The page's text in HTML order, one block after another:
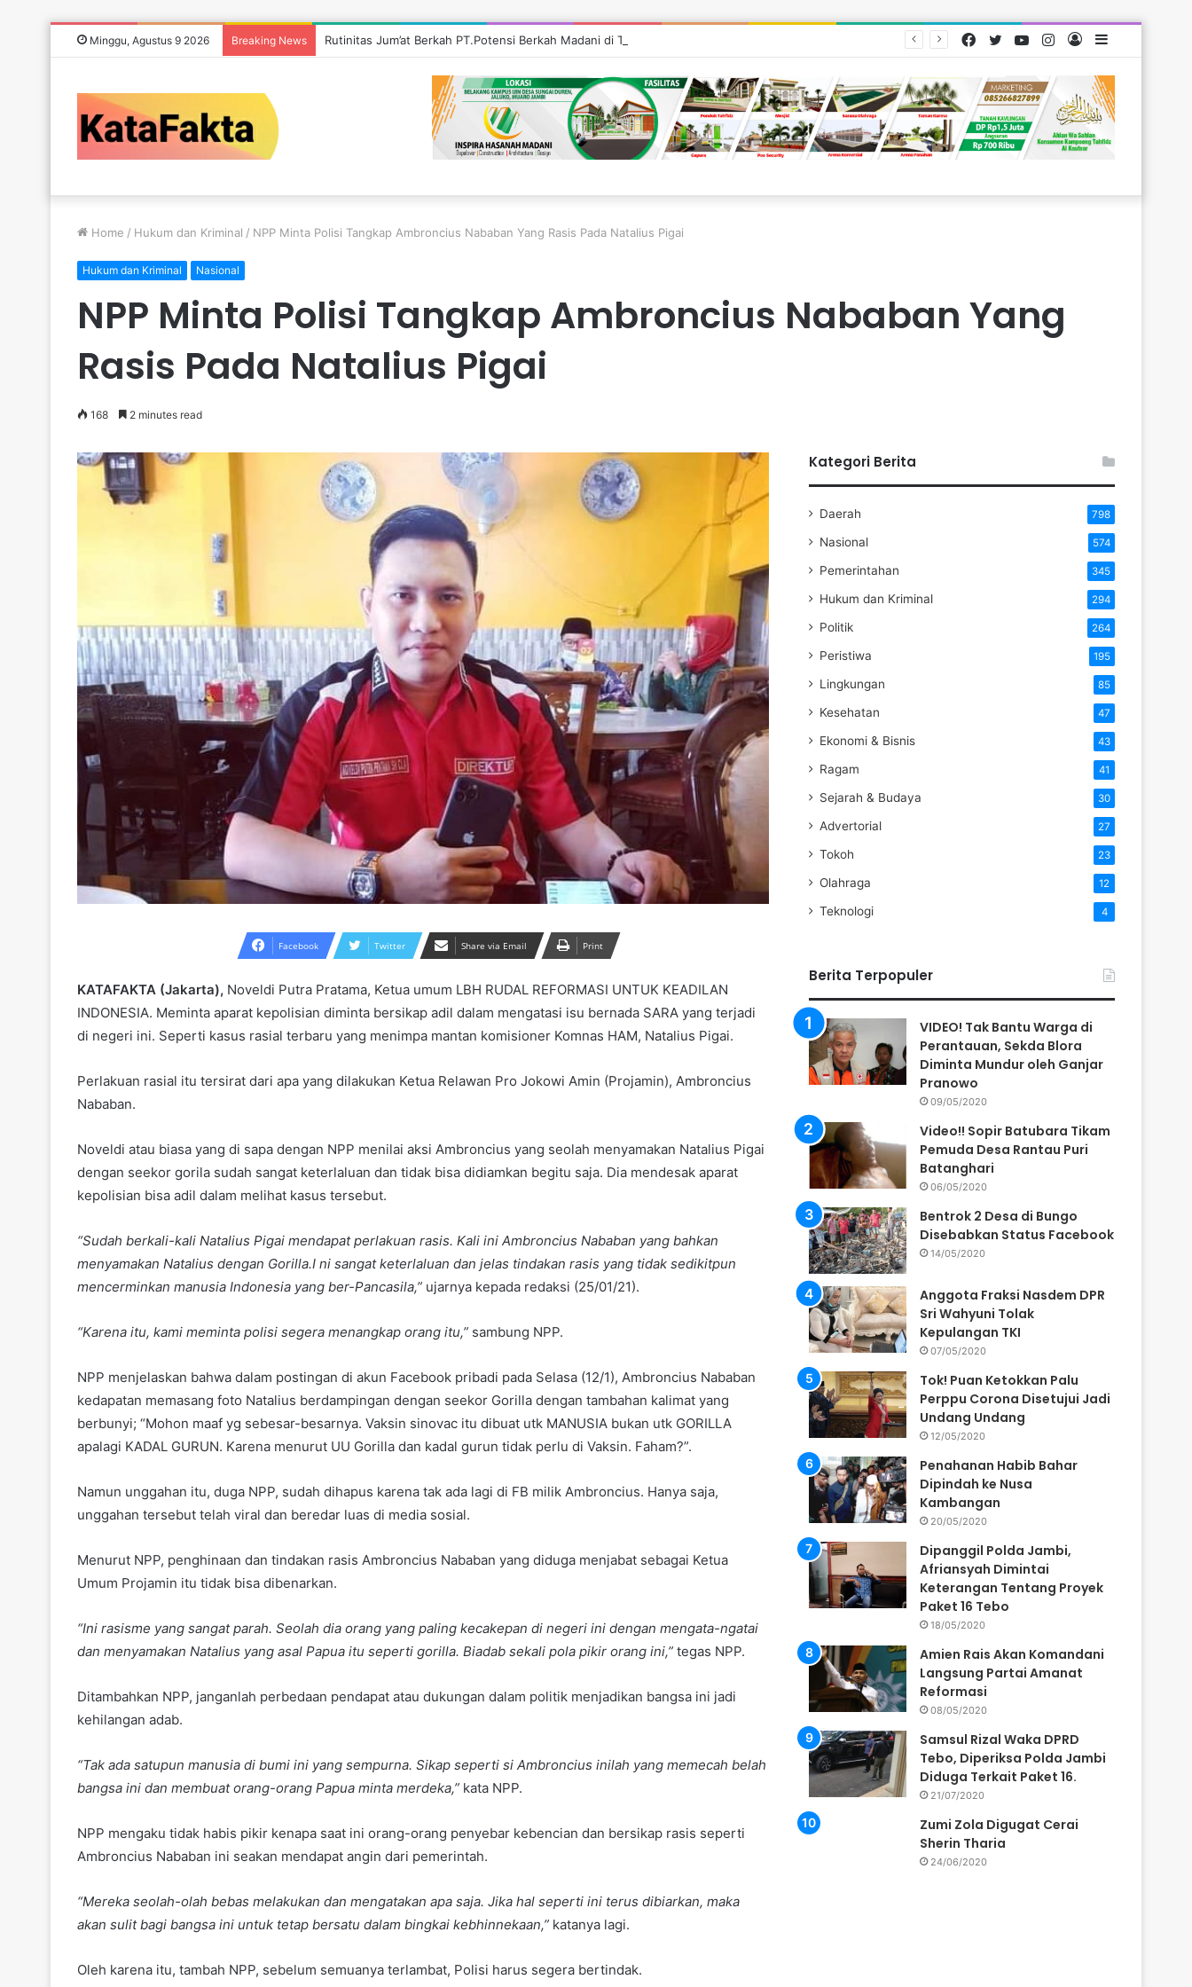
Minggu, Agustus 9 2026 Breaking News Rutinitas Jum’at Berkah PT.Potensi Berkah Madani di Tebo, Salurkan Bantuan ke Masyarakat
Log
Instagram
YouTube
Twitter
Facebook
Home / Hukum dan Kriminal / NPP Minta Polisi Tangkap Ambroncius Nababan Yang Rasis Pada Natalius Pigai
Hukum dan Kriminal Nasional
NPP Minta Polisi Tangkap Ambroncius Nababan Yang
Rasis Pada Natalius Pigai
168 2 minutes read
Facebook Twitter Share via Email Print
KATAFAKTA (Jakarta), Noveldi Putra Pratama, Ketua umum LBH RUDAL REFORMASI UNTUK KEADILAN
INDONESIA. Meminta aparat kepolisian diminta bersikap adil dalam mengatasi isu bernada SARA yang terjadi
di negeri ini. Seperti kasus rasial terbaru yang menimpa mantan komisioner Komnas HAM, Natalius Pigai.
Perlakuan rasial itu tersirat dari apa yang dilakukan Ketua Relawan Pro Jokowi Amin (Projamin), Ambroncius
Nababan.
Noveldi atau biasa yang di sapa dengan NPP menilai aksi Ambroncius yang seolah menyamakan Natalius Pigai
dengan seekor gorila sudah sangat keterlaluan dan tidak bisa didiamkan begitu saja. Dia mendesak aparat
kepolisian bisa adil dalam melihat kasus tersebut.
“Sudah berkali-kali Natalius Pigai mendapat perlakuan rasis. Kali ini Ambroncius Nababan yang bahkan
menyamakan Natalius dengan Gorilla.I ni sangat keterlaluan dan jelas tindakan rasis yang tidak sedikitpun
mencerminkan manusia Indonesia yang ber-Pancasila,” ujarnya kepada redaksi (25/01/21).
“Karena itu, kami meminta polisi segera menangkap orang itu,” sambung NPP.
NPP menjelaskan bahwa dalam postingan di akun Facebook pribadi pada Selasa (12/1), Ambroncius Nababan
kedapatan memasang foto Natalius berdampingan dengan seekor Gorilla dengan tambahan kalimat yang
berbunyi; “Mohon maaf yg sebesar-besarnya. Vaksin sinovac itu dibuat utk MANUSIA bukan utk GORILLA
apalagi KADAL GURUN. Karena menurut UU Gorilla dan kadal gurun tidak perlu di Vaksin. Faham?”.
Namun unggahan itu, duga NPP, sudah dihapus karena tak ada lagi di FB milik Ambroncius. Hanya saja,
unggahan tersebut telah viral dan beredar luas di media sosial.
Menurut NPP, penghinaan dan tindakan rasis Ambroncius Nababan yang diduga menjabat sebagai Ketua
Umum Projamin itu tidak bisa dibenarkan.
“Ini rasisme yang sangat parah. Seolah dia orang yang paling kecakepan di negeri ini dengan mengata-ngatai
dan menyamakan Natalius yang asal Papua itu seperti gorilla. Biadab sekali pola pikir orang ini,” tegas NPP.
Ditambahkan NPP, janganlah perbedaan pendapat atau dukungan dalam politik menjadikan bangsa ini jadi
kehilangan adab.
“Tak ada satupun manusia di bumi ini yang sempurna. Sikap seperti si Ambroncius inilah yang memecah belah
bangsa ini dan membuat orang-orang Papua minta merdeka,” kata NPP.
NPP mengaku tidak habis pikir kenapa saat ini orang-orang penyebar kebencian dan bersikap rasis seperti
Ambroncius Nababan ini seakan mendapat angin dari pemerintah.
“Mereka seolah-olah bebas melakukan dan mengatakan apa saja. Jika hal seperti ini terus dibiarkan, maka
akan sulit bagi bangsa ini untuk tetap bersatu dalam bingkai kebhinnekaan,” katanya lagi.
Oleh karena itu, tambah NPP, sebelum semuanya terlambat, Polisi harus segera bertindak.
Kategori Berita
Daerah 798
Nasional 574
Pemerintahan 345
Hukum dan Kriminal 294
Politik 264
Peristiwa 195
Lingkungan 85
Kesehatan 47
Ekonomi & Bisnis 43
Ragam 41
Sejarah & Budaya 30
Advertorial 27
Tokoh 23
Olahraga 12
Teknologi 4
Berita Terpopuler
VIDEO! Tak Bantu Warga di
Perantauan, Sekda Blora
Diminta Mundur oleh Ganjar
Pranowo
09/05/2020
Video!! Sopir Batubara Tikam
Pemuda Desa Rantau Puri
Batanghari
06/05/2020
Bentrok 2 Desa di Bungo
Disebabkan Status Facebook
14/05/2020
Anggota Fraksi Nasdem DPR
Sri Wahyuni Tolak
Kepulangan TKI
07/05/2020
Tok! Puan Ketokkan Palu
Perppu Corona Disetujui Jadi
Undang Undang
12/05/2020
Penahanan Habib Bahar
Dipindah ke Nusa
Kambangan
20/05/2020
Dipanggil Polda Jambi,
Afriansyah Dimintai
Keterangan Tentang Proyek
Paket 16 Tebo
18/05/2020
Amien Rais Akan Komandani
Langsung Partai Amanat
Reformasi
08/05/2020
Samsul Rizal Waka DPRD
Tebo, Diperiksa Polda Jambi
Diduga Terkait Paket 16.
21/07/2020
Zumi Zola Digugat Cerai
Sherin Tharia
24/06/2020